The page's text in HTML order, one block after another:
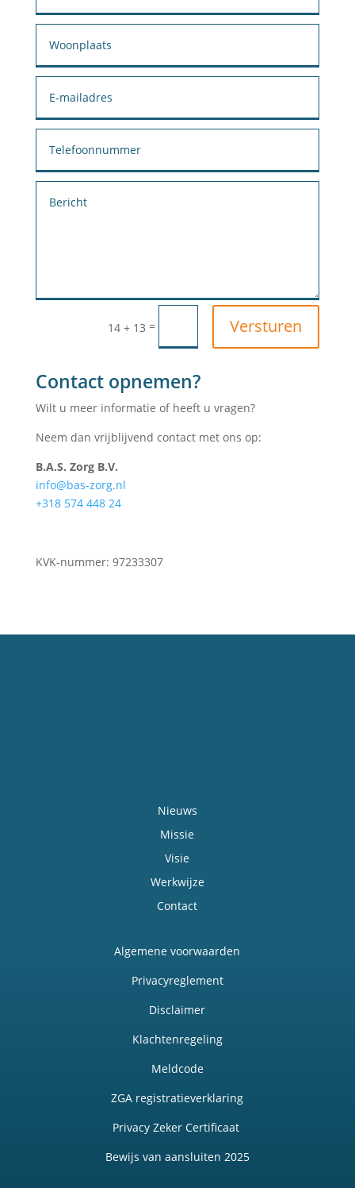
14 + 13 = Versturen
Contact opnemen?
Wilt u meer informatie of heeft u vragen?
Neem dan vrijblijvend contact met ons op:
B.A.S. Zorg B.V.
info@bas-zorg.nl
+318 574 448 24
KVK-nummer: 97233307
Nieuws
Missie
Visie
Werkwijze
Contact
Algemene voorwaarden
Privacyreglement
Disclaimer
Klachtenregeling
Meldcode
ZGA registratieverklaring
Privacy Zeker Certificaat
Bewijs van aansluiten 2025